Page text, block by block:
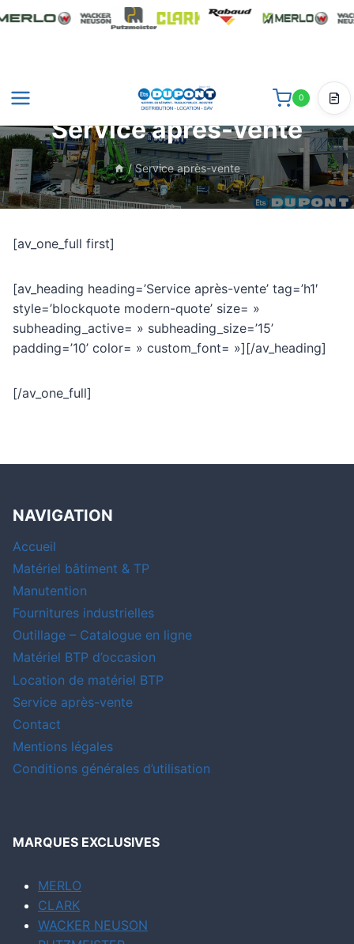
0
Service après-vente
/ Service après-vente
[av_one_full first]
[av_heading heading=’Service après-vente’ tag=’h1′
style=’blockquote modern-quote’ size= »
subheading_active= » subheading_size=’15’
padding=’10’ color= » custom_font= »][/av_heading]
[/av_one_full]
NAVIGATION
Accueil
Matériel bâtiment & TP
Manutention
Fournitures industrielles
Outillage – Catalogue en ligne
Matériel BTP d’occasion
Location de matériel BTP
Service après-vente
Contact
Mentions légales
Conditions générales d’utilisation
MARQUES EXCLUSIVES
MERLO
CLARK
WACKER NEUSON